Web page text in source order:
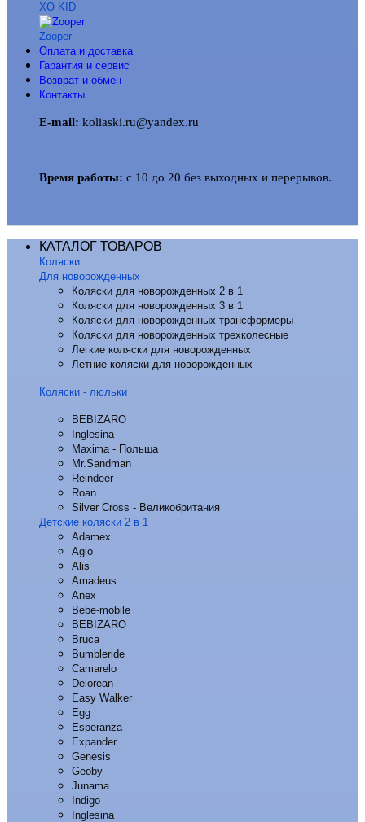
XO KID
Zooper
Оплата и доставка
Гарантия и сервис
Возврат и обмен
Контакты
E-mail: koliaski.ru@yandex.ru
Время работы: с 10 до 20 без выходных и перерывов.
КАТАЛОГ ТОВАРОВ
Коляски
Для новорожденных
Коляски для новорожденных 2 в 1
Коляски для новорожденных 3 в 1
Коляски для новорожденных трансформеры
Коляски для новорожденных трехколесные
Легкие коляски для новорожденных
Летние коляски для новорожденных
Коляски - люльки
BEBIZARO
Inglesina
Maxima - Польша
Mr.Sandman
Reindeer
Roan
Silver Cross - Великобритания
Детские коляски 2 в 1
Adamex
Agio
Alis
Amadeus
Anex
Bebe-mobile
BEBIZARO
Bruca
Bumbleride
Camarelo
Delorean
Easy Walker
Egg
Esperanza
Expander
Genesis
Geoby
Junama
Indigo
Inglesina